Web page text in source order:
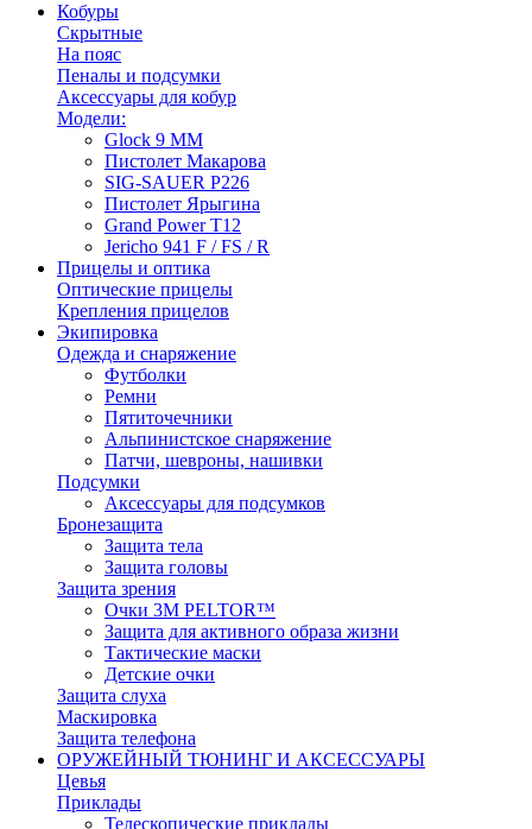
Кобуры
Скрытные
На пояс
Пеналы и подсумки
Аксессуары для кобур
Модели:
Glock 9 ММ
Пистолет Макарова
SIG-SAUER P226
Пистолет Ярыгина
Grand Power T12
Jericho 941 F / FS / R
Прицелы и оптика
Оптические прицелы
Крепления прицелов
Экипировка
Одежда и снаряжение
Футболки
Ремни
Пятиточечники
Альпинистское снаряжение
Патчи, шевроны, нашивки
Подсумки
Аксессуары для подсумков
Бронезащита
Защита тела
Защита головы
Защита зрения
Очки 3М PELTOR™
Защита для активного образа жизни
Тактические маски
Детские очки
Защита слуха
Маскировка
Защита телефона
ОРУЖЕЙНЫЙ ТЮНИНГ И АКСЕССУАРЫ
Цевья
Приклады
Телескопические приклады